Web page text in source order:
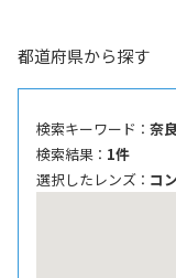
都道府県から探す
検索キーワード ： 奈
検索結果 ： 1件
選択したレンズ ： コ